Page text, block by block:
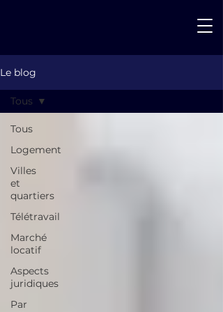
Le blog
Tous
Logement
Villes
et
quartiers
Télétravail
Marché
locatif
Aspects
juridiques
Par
Tous